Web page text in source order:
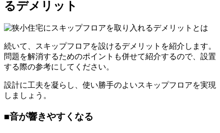
るデメリット
続いて、スキップフロアを設けるデメリットを紹介します。
問題を解消するためのポイントも併せて紹介するので、設置
する際の参考にしてください。
設計に工夫を凝らし、使い勝手のよいスキップフロアを実現
しましょう。
■音が響きやすくなる